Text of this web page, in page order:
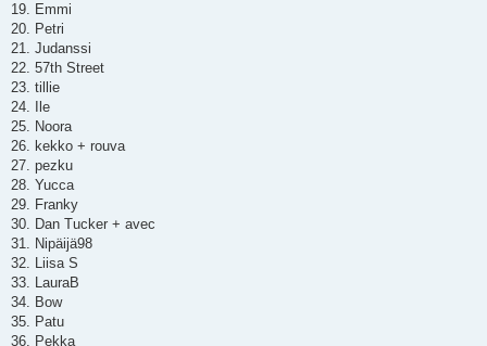
19. Emmi
20. Petri
21. Judanssi
22. 57th Street
23. tillie
24. Ile
25. Noora
26. kekko + rouva
27. pezku
28. Yucca
29. Franky
30. Dan Tucker + avec
31. Nipäijä98
32. Liisa S
33. LauraB
34. Bow
35. Patu
36. Pekka